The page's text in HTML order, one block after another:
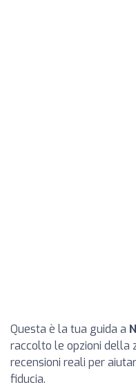
Questa è la tua guida a
raccolto le opzioni della
recensioni reali per
fiducia.